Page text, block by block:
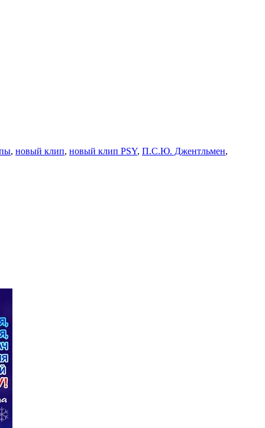
, новый клип, новый клип PSY, П.С.Ю. Джентльмен,